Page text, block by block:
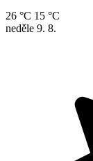
26 °C 15 °C
neděle 9. 8.